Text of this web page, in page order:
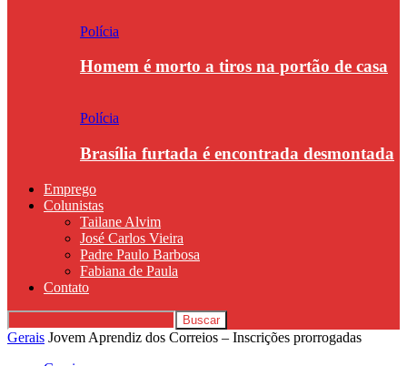
Polícia
Homem é morto a tiros na portão de casa
Polícia
Brasília furtada é encontrada desmontada
Emprego
Colunistas
Tailane Alvim
José Carlos Vieira
Padre Paulo Barbosa
Fabiana de Paula
Contato
Gerais Jovem Aprendiz dos Correios – Inscrições prorrogadas